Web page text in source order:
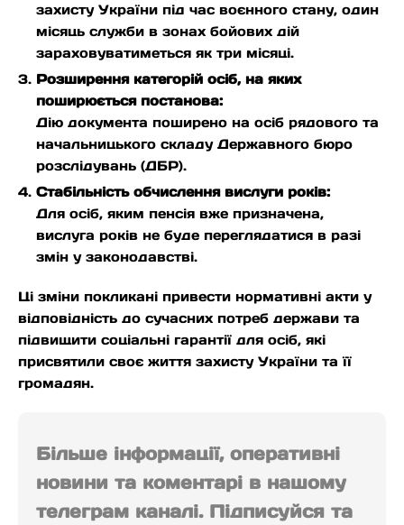
захисту України під час воєнного стану, один
місяць служби в зонах бойових дій
зараховуватиметься як три місяці.
Розширення категорій осіб, на яких
поширюється постанова:
Дію документа поширено на осіб рядового та
начальницького складу Державного бюро
розслідувань (ДБР).
Стабільність обчислення вислуги років:
Для осіб, яким пенсія вже призначена,
вислуга років не буде переглядатися в разі
змін у законодавстві.
Ці зміни покликані привести нормативні акти у
відповідність до сучасних потреб держави та
підвищити соціальні гарантії для осіб, які
присвятили своє життя захисту України та її
громадян.
Більше інформації, оперативні
новини та коментарі в нашому
телеграм каналі. Підписуйся та